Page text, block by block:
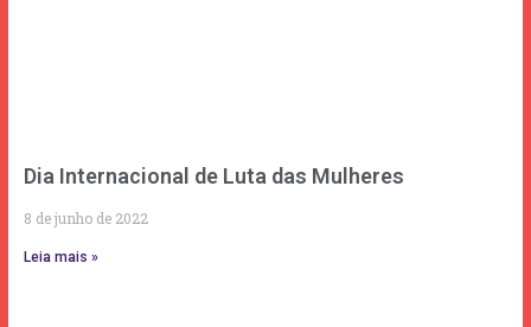
Dia Internacional de Luta das Mulheres
8 de junho de 2022
Leia mais »